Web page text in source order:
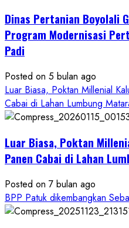
Boyolali
Gelar
Singkong
Wujudkan
Ketahanan
Pangan
Petani
Dinas Pertanian Boyolali
Program Modernisasi
Padi
Posted on 5 bulan ago
Luar Biasa, Poktan Millenial
Cabai di Lahan Lumbung
Luar Biasa, Poktan
Panen Cabai di Lahan
Posted on 7 bulan ago
BPP Patuk dikembangkan